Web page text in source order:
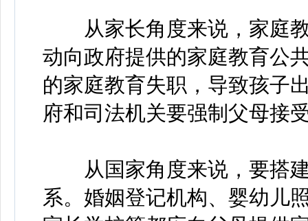
从家长角度来说，家庭教
动向政府提供的家庭教育公
的家庭教育失职，导致孩子
府和司法机关要强制父母接
从国家角度来说，要搭建
系。婚姻登记机构、婴幼儿